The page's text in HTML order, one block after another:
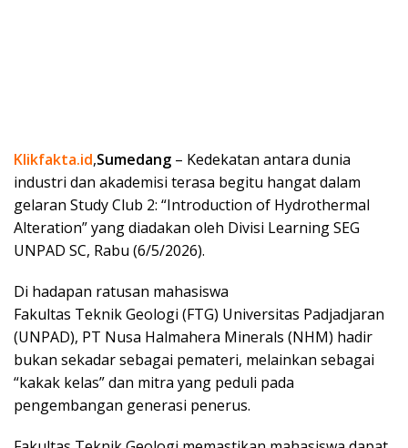
Klikfakta.id,Sumedang – Kedekatan antara dunia
industri dan akademisi terasa begitu hangat dalam
gelaran Study Club 2: “Introduction of Hydrothermal
Alteration” yang diadakan oleh Divisi Learning SEG
UNPAD SC, Rabu (6/5/2026).
Di hadapan ratusan mahasiswa
Fakultas Teknik Geologi (FTG) Universitas Padjadjaran
(UNPAD), PT Nusa Halmahera Minerals (NHM) hadir
bukan sekadar sebagai pemateri, melainkan sebagai
“kakak kelas” dan mitra yang peduli pada
pengembangan generasi penerus.